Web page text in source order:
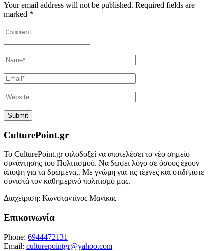
Your email address will not be published. Required fields are
marked *
CulturePoint.gr
Το CulturePoint.gr φιλοδοξεί να αποτελέσει το νέο σημείο
συνάντησης του Πολιτισμού. Να δώσει λόγο σε όσους έχουν
άποψη για τα δρώμενα,. Με γνώμη για τις τέχνες και οτιδήποτε
συνιστά τον καθημερινό πολιτισμό μας.
Διαχείριση: Κωνσταντίνος Μανίκας
Επικοινωνία
Phone: 6944472131
Email: culturepointgr@yahoo.com